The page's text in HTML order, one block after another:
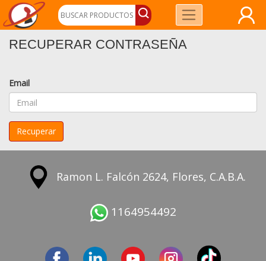
RECUPERAR CONTRASEÑA
Email
Recuperar
Ramon L. Falcón 2624, Flores, C.A.B.A.
1164954492